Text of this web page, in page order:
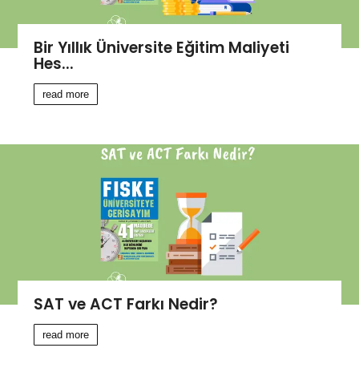
Bir Yıllık Üniversite Eğitim Maliyeti
Hes...
read more
SAT ve ACT Farkı Nedir?
read more